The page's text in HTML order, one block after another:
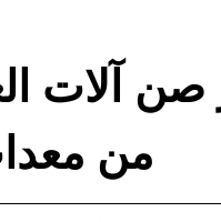
صن آلات
من